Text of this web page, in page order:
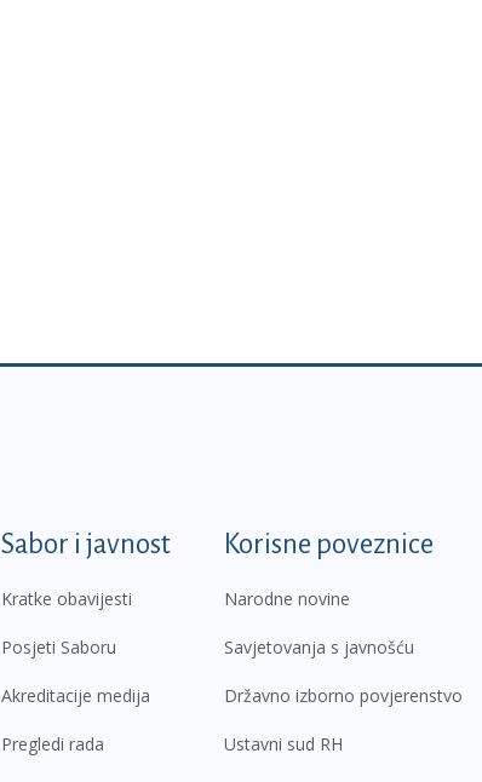
Sabor i javnost
Kratke obavijesti
Posjeti Saboru
Akreditacije medija
Pregledi rada
Korisne poveznice
Narodne novine
Savjetovanja s javnošću
Državno izborno povjerenstvo
Ustavni sud RH